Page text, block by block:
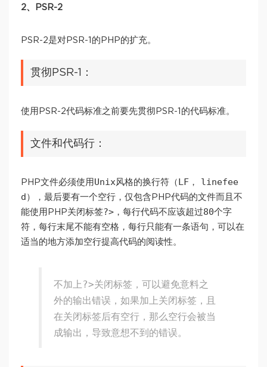
2、PSR-2
PSR-2是对PSR-1的PHP的扩充。
贯彻PSR-1：
使用PSR-2代码标准之前要先贯彻PSR-1的代码标准。
文件和代码行：
PHP文件必须使用 Unix风格的换行符（ LF ， linefee
d ），最后要有一个空行，仅包含PHP代码的文件而且不
能使用PHP关闭标签?> ，每行代码不应该超过80个字
符，每行末尾不能有空格 ，每行只能有一条语句，可以在
适当的地方添加空行提高代码的阅读性。
不加上 ?>关闭标签，可以避免意料之
外的输出错误，如果加上关闭标签，且
在关闭标签后有空行，那么空行会被当
成输出，导致意想不到的错误。